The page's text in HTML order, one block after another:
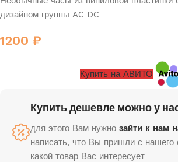
дизайном группы AC DC
1200 ₽
Купить на АВИТО
Купить дешевле можно у
для этого Вам нужно зайти к нам
написать, что Вы пришли с нашего
какой товар Вас интересует